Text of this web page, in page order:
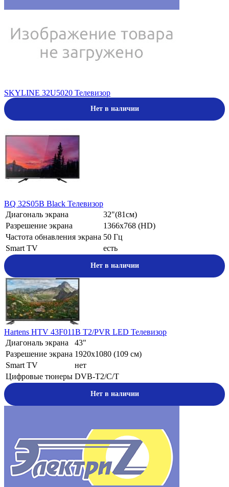
SKYLINE 32U5020 Телевизор
Нет в наличии
BQ 32S05B Black Телевизор
Диагональ экрана
32"(81см)
Разрешение экрана
1366х768 (HD)
Частота обнавления экрана 50 Гц
Smart TV
есть
Нет в наличии
Hartens HTV 43F011B T2/PVR LED Телевизор
Диагональ экрана
43"
Разрешение экрана 1920x1080 (109 cм)
Smart TV
нет
Цифровые тюнеры DVB-T2/С/Т
Нет в наличии